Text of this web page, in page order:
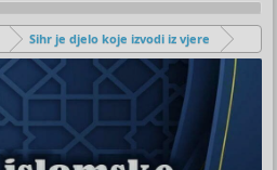
Sihr je djelo koje izvodi iz vjere